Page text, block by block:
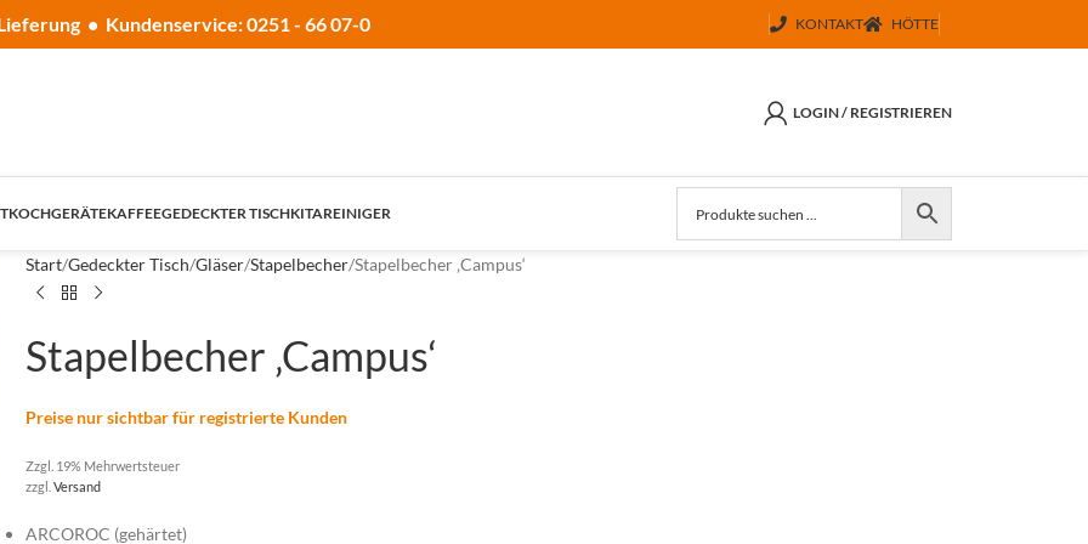
• Kundenservice: 0251 - 66 07-0 KONTAKT HÖTTE
LOGIN / REGISTRIEREN
KOCHGERÄTEKAFFEEGEDECKTER TISCHKITAREINIGER
Start Gedeckter Tisch Gläser Stapelbecher Stapelbecher ‚Campus‘
Stapelbecher ‚Campus‘
Preise nur sichtbar für registrierte Kunden
Zzgl. 19% Mehrwertsteuer
zzgl.Versand
ARCOROC (gehärtet)